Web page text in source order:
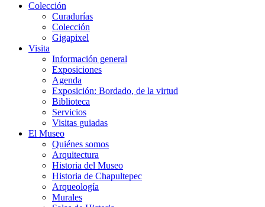
Colección
Curadurías
Colección
Gigapixel
Visita
Información general
Exposiciones
Agenda
Exposición: Bordado, de la virtud
Biblioteca
Servicios
Visitas guiadas
El Museo
Quiénes somos
Arquitectura
Historia del Museo
Historia de Chapultepec
Arqueología
Murales